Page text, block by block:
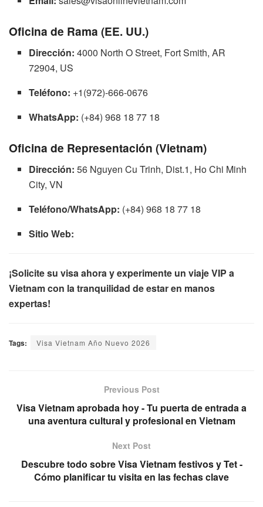
Oficina de Rama (EE. UU.)
Dirección: 4000 North O Street, Fort Smith, AR
72904, US
Teléfono: +1(972)-666-0676
WhatsApp: (+84) 968 18 77 18
Oficina de Representación (Vietnam)
Dirección: 56 Nguyen Cu Trinh, Dist.1, Ho Chi Minh
City, VN
Teléfono/WhatsApp: (+84) 968 18 77 18
Sitio Web:
¡Solicite su visa ahora y experimente un viaje VIP a
Vietnam con la tranquilidad de estar en manos
expertas!
Tags: Visa Vietnam Año Nuevo 2026
Previous Post
Visa Vietnam aprobada hoy - Tu puerta de entrada a
una aventura cultural y profesional en Vietnam
Next Post
Descubre todo sobre Visa Vietnam festivos y Tet -
Cómo planificar tu visita en las fechas clave